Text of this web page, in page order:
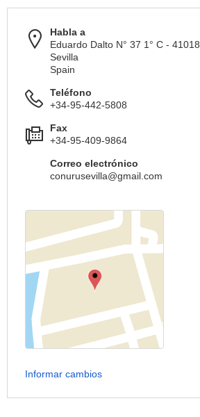
Habla a
Eduardo Dalto N° 37 1° C - 41018
Sevilla
Spain
Teléfono
+34-95-442-5808
Fax
+34-95-409-9864
Correo electrónico
conurusevilla@gmail.com
Informar cambios